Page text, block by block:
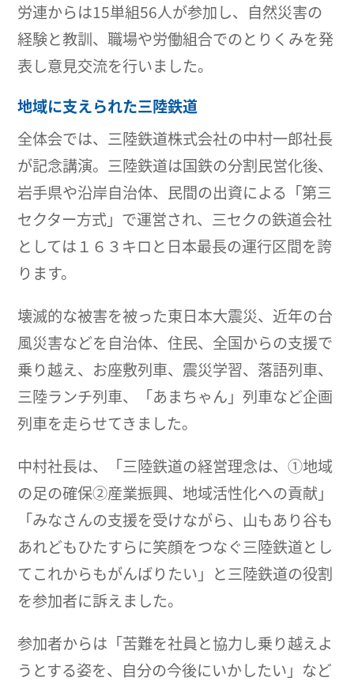
労連からは15単組56人が参加し、自然災害の
経験と教訓、職場や労働組合でのとりくみを発
表し意見交流を行いました。
地域に支えられた三陸鉄道
全体会では、三陸鉄道株式会社の中村一郎社長
が記念講演。三陸鉄道は国鉄の分割民営化後、
岩手県や沿岸自治体、民間の出資による「第三
セクター方式」で運営され、三セクの鉄道会社
としては１６３キロと日本最長の運行区間を誇
ります。
壊滅的な被害を被った東日本大震災、近年の台
風災害などを自治体、住民、全国からの支援で
乗り越え、お座敷列車、震災学習、落語列車、
三陸ランチ列車、「あまちゃん」列車など企画
列車を走らせてきました。
中村社長は、「三陸鉄道の経営理念は、①地域
の足の確保②産業振興、地域活性化への貢献」
「みなさんの支援を受けながら、山もあり谷も
あれどもひたすらに笑顔をつなぐ三陸鉄道とし
てこれからもがんばりたい」と三陸鉄道の役割
を参加者に訴えました。
参加者からは「苦難を社員と協力し乗り越えよ
うとする姿を、自分の今後にいかしたい」など